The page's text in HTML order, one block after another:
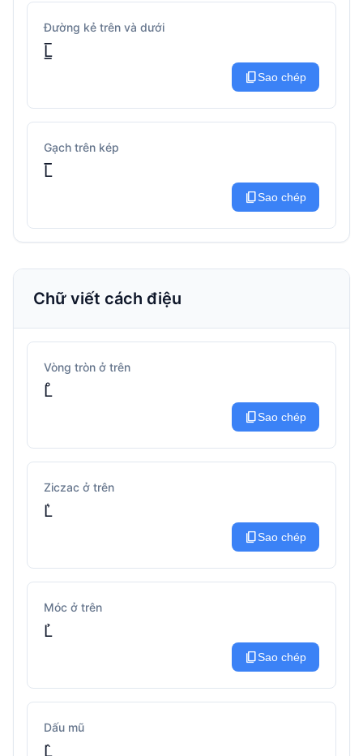
Đường kẻ trên và dưới
L̲̅
content_copySao chép
Gạch trên kép
L̅̅
content_copySao chép
Chữ viết cách điệu
Vòng tròn ở trên
L̊
content_copySao chép
Ziczac ở trên
L͛
content_copySao chép
Móc ở trên
L̉
content_copySao chép
Dấu mũ
L̂